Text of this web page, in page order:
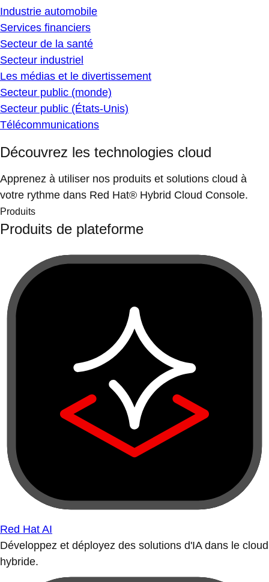
Industrie automobile
Services financiers
Secteur de la santé
Secteur industriel
Les médias et le divertissement
Secteur public (monde)
Secteur public (États-Unis)
Télécommunications
Découvrez les technologies cloud
Apprenez à utiliser nos produits et solutions cloud à
votre rythme dans Red Hat® Hybrid Cloud Console.
Produits
Produits de plateforme
Red Hat AI
Développez et déployez des solutions d'IA dans le cloud
hybride.